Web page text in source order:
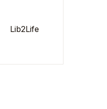
Lib2Life